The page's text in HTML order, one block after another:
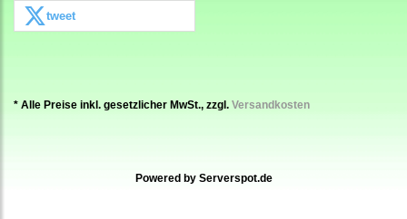
tweet
* Alle Preise inkl. gesetzlicher MwSt., zzgl. Versandkosten
Powered by Serverspot.de